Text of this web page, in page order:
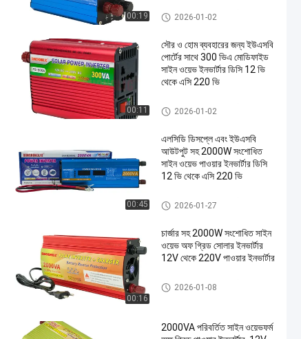
00:19 সংশোধিত সাইন ওয়েভ ইনভার্টার
2026-01-02
00:11
সৌর ও হোম ব্যবহারের জন্য ইউএসবি
পোর্টের সাথে 300 ভিএ মোডিফাইড
সাইন ওয়েভ ইনভার্টার ডিসি 12 ভি
থেকে এসি 220 ভি
সংশোধিত সাইন ওয়েভ ইনভার্টার
2026-01-02
00:45
এলসিডি ডিসপ্লে এবং ইউএসবি
আউটপুট সহ 2000W সংশোধিত
সাইন ওয়েভ পাওয়ার ইনভার্টার ডিসি
12 ভি থেকে এসি 220 ভি
সংশোধিত সাইন ওয়েভ ইনভার্টার
2026-01-27
00:16
চার্জার সহ 2000W সংশোধিত সাইন
ওয়েভ অফ গ্রিড সোলার ইনভার্টার
12V থেকে 220V পাওয়ার ইনভার্টার
সংশোধিত সাইন ওয়েভ ইনভার্টার
2026-01-08
2000VA পরিবর্তিত সাইন ওয়েভফর্ম